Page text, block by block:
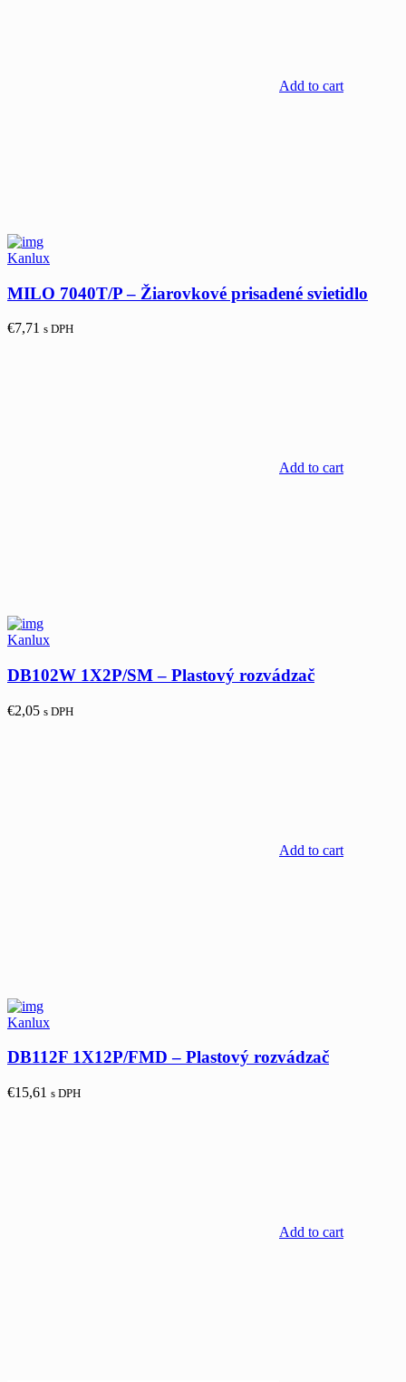
Add to cart
Kanlux
MILO 7040T/P – Žiarovkové prisadené svietidlo
€7,71 s DPH
Add to cart
Kanlux
DB102W 1X2P/SM – Plastový rozvádzač
€2,05 s DPH
Add to cart
Kanlux
DB112F 1X12P/FMD – Plastový rozvádzač
€15,61 s DPH
Add to cart